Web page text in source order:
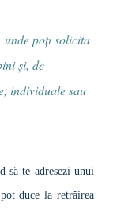
unde poţi solicita
şi, de
individuale sau
să te adresezi unui
duce la retrăirea